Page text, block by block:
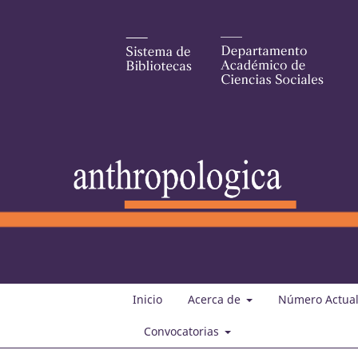
Inicio Acerca de Número Actual
Convocatorias